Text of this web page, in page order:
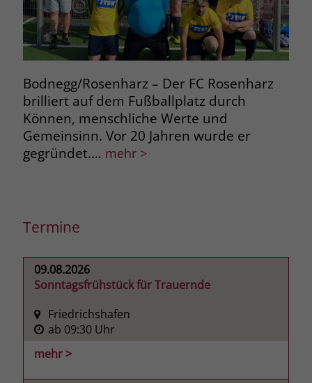
Bodnegg/Rosenharz – Der FC Rosenharz
brilliert auf dem Fußballplatz durch
Können, menschliche Werte und
Gemeinsinn. Vor 20 Jahren wurde er
gegründet.… mehr >
Termine
09.08.2026
Sonntagsfrühstück für Trauernde
Friedrichshafen
ab 09:30 Uhr
mehr >